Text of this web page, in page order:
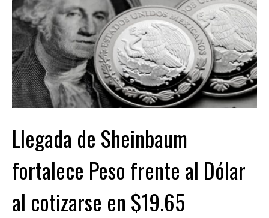
Llegada de Sheinbaum
fortalece Peso frente al Dólar
al cotizarse en $19.65